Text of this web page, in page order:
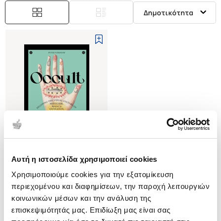
Αυτή η ιστοσελίδα χρησιμοποιεί cookies
Χρησιμοποιούμε cookies για την εξατομίκευση
περιεχομένου και διαφημίσεων, την παροχή λειτουργιών
κοινωνικών μέσων και την ανάλυση της
επισκεψιμότητάς μας. Επιδίωξη μας είναι σας
Δημοτικότητα
(0)
(H/B) Occult
Decoding the visual culture of
mysticism, magic and divination
FORSHAW PETER
Κωδ. Πολιτείας:4634-2168